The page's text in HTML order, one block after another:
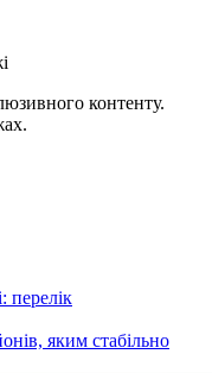
контенту.
перелік
яким стабільно